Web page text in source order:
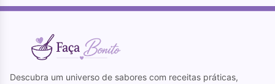
Descubra um universo de sabores com receitas práticas,